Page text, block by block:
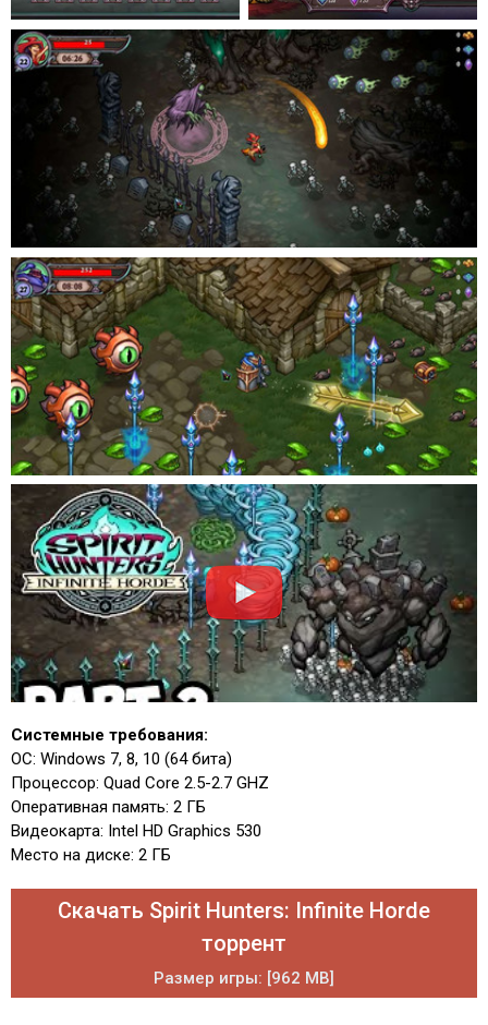
Системные требования:
ОС: Windows 7, 8, 10 (64 бита)
Процессор: Quad Core 2.5-2.7 GHZ
Оперативная память: 2 ГБ
Видеокарта: Intel HD Graphics 530
Место на диске: 2 ГБ
Скачать Spirit Hunters: Infinite Horde
торрент
Размер игры: [962 MB]